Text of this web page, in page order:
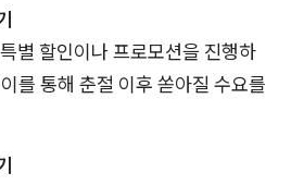
별 할인이나 프로모션을 진행하
를 통해 춘절 이후 쏟아질 수요를